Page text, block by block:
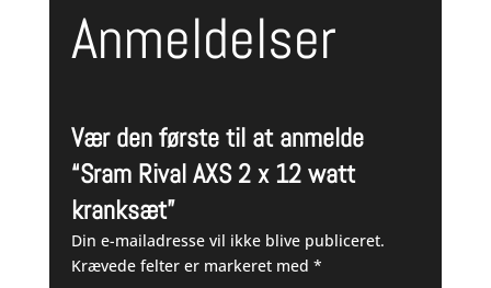
Anmeldelser
Vær den første til at anmelde
“Sram Rival AXS 2 x 12 watt
kranksæt”
Din e-mailadresse vil ikke blive publiceret.
Krævede felter er markeret med *